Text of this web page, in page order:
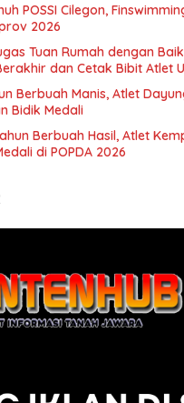
POSSI Cilegon,
2026
Tuan Rumah dengan
dan Cetak Bibit Atlet
Berbuah Manis, Atlet
Bidik Medali
Berbuah Hasil, Atlet
di POPDA 2026